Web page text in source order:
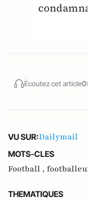
Écoutez cet article
VU SUR:Dailymail
MOTS-CLES
Football ,
THEMATIQUES